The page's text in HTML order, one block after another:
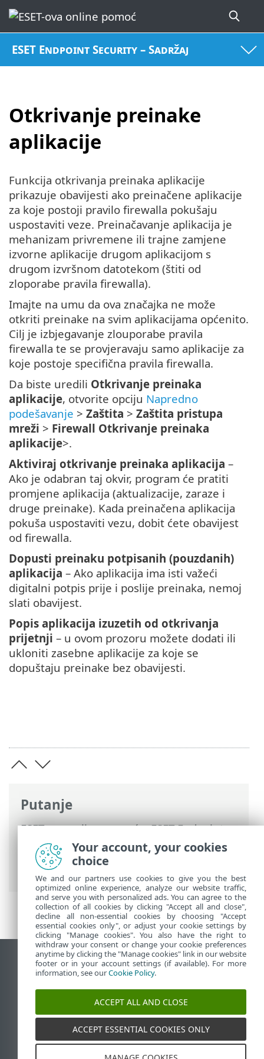
ESET Endpoint Security – Sadržaj
Otkrivanje preinake
aplikacije
Putanje
ESET-ova online pomoć>ESET Endpoint
Security
>Napredno podešavanje>
Zaštite> Zaštita pristupa mreži
> Otkrivanje preinake aplikacije
Funkcija otkrivanja preinaka aplikacije
prikazuje obavijesti ako preinačene aplikacije
za koje postoji pravilo firewalla pokušaju
uspostaviti veze. Preinačavanje aplikacija je
mehanizam privremene ili trajne zamjene
izvorne aplikacije drugom aplikacijom s
drugom izvršnom datotekom (štiti od
zloporabe pravila firewalla).
Imajte na umu da ova značajka ne može
otkriti preinake na svim aplikacijama općenito.
Cilj je izbjegavanje zlouporabe pravila
firewalla te se provjeravaju samo aplikacije za
koje postoje specifična pravila firewalla.
Da biste uredili Otkrivanje preinaka
aplikacije, otvorite opciju Napredno
podešavanje > Zaštita > Zaštita pristupa
mreži > Firewall Otkrivanje preinaka
aplikacije>.
Aktiviraj otkrivanje preinaka aplikacija –
Ako je odabran taj okvir, program će pratiti
promjene aplikacija (aktualizacije, zaraze i
druge preinake). Kada preinačena aplikacija
pokuša uspostaviti vezu, dobit ćete obavijest
od firewalla.
Dopusti preinaku potpisanih (pouzdanih)
aplikacija – Ako aplikacija ima isti važeći
digitalni potpis prije i poslije preinaka, nemoj
slati obavijest.
Popis aplikacija izuzetih od otkrivanja
prijetnji – u ovom prozoru možete dodati ili
ukloniti zasebne aplikacije za koje se
dopuštaju preinake bez obavijesti.
Prikaži stranicu za radnu površinu
End of Life
ESET-ova baza znanja
ESET Status Portal
Regionalna podrška
Your account, your cookies
choice
We and our partners use cookies to give you the best
optimized online experience, analyze our website traffic,
and serve you with personalized ads. You can agree to the
collection of all cookies by clicking "Accept all and close",
decline all non-essential cookies by choosing "Accept
essential cookies only", or adjust your cookie settings by
clicking "Manage cookies". You also have the right to
withdraw your consent or change your cookie preferences
anytime by clicking the "Manage cookies" link in our website
footer or in your account settings (if available). For more
information, see ourCookie Policy.
ACCEPT ALL AND CLOSE
ACCEPT ESSENTIAL COOKIES ONLY